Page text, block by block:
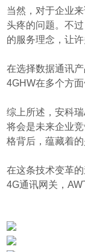
当然，对于企业
头疼的问题。不
的服务理念，让
在选择数据通讯
4GHW在多个方
综上所述，安科
将会是未来企业
格背后，蕴藏着
在这条技术变革
4G通讯网关，